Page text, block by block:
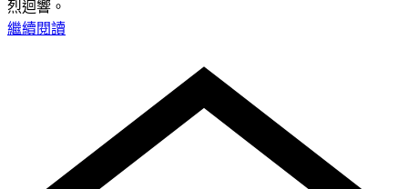
烈迴響。
繼續閱讀